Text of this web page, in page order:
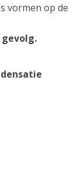
vormen op de